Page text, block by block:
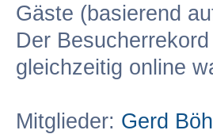
Gäste (basierend
Der
gleichzeitig online
Mitglieder: Gerd